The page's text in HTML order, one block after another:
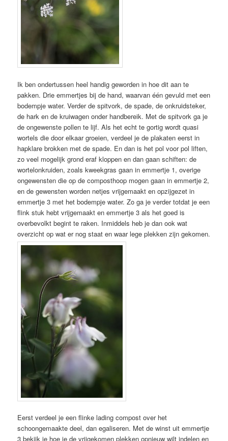
Ik ben ondertussen heel handig geworden in hoe dit aan te
pakken. Drie emmertjes bij de hand, waarvan één gevuld met een
bodempje water. Verder de spitvork, de spade, de onkruidsteker,
de hark en de kruiwagen onder handbereik. Met de spitvork ga je
de ongewenste pollen te lijf. Als het echt te gortig wordt quasi
wortels die door elkaar groeien, verdeel je de plakaten eerst in
hapklare brokken met de spade. En dan is het pol voor pol liften,
zo veel mogelijk grond eraf kloppen en dan gaan schiften: de
wortelonkruiden, zoals kweekgras gaan in emmertje 1, overige
ongewensten die op de composthoop mogen gaan in emmertje 2,
en de gewensten worden netjes vrijgemaakt en opzijgezet in
emmertje 3 met het bodempje water. Zo ga je verder totdat je een
flink stuk hebt vrijgemaakt en emmertje 3 als het goed is
overbevolkt begint te raken. Inmiddels heb je dan ook wat
overzicht op wat er nog staat en waar lege plekken zijn gekomen.
Eerst verdeel je een flinke lading compost over het
schoongemaakte deel, dan egaliseren. Met de winst uit emmertje
3 bekijk je hoe je de vrijgekomen plekken opnieuw wilt indelen en